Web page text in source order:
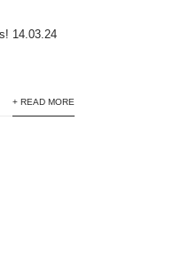
14.03.24
+ READ MORE